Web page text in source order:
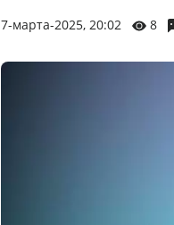
7-марта-2025, 20:02 8